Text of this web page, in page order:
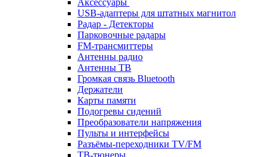
Аксессуары
USB-адаптеры для штатных магнитол
Радар - Детекторы
Парковочные радары
FM-трансмиттеры
Антенны радио
Антенны ТВ
Громкая связь Bluetooth
Держатели
Карты памяти
Подогревы сидений
Преобразователи напряжения
Пульты и интерфейсы
Разъёмы-переходники TV/FM
ТВ-тюнеры